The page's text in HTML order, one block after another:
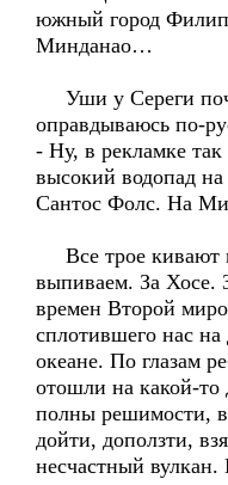
южный город
Минданао…
Уши у Сереги
оправдываюсь по-
- Ну, в рекламке
высокий водопад
Сантос Фолс. На
Все трое кивают
выпиваем. За Хосе.
времен Второй
сплотившего нас
океане. По глазам
отошли на какой-то
полны решимости,
дойти, доползти,
несчастный